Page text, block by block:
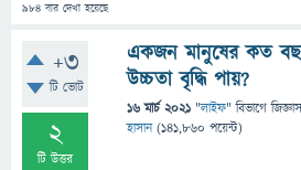
984 বার দেখা হয়েছে
+3
টি ভোট
2
টি উত্তর
একজন মানুষের কত
উচ্চতা বৃদ্ধি পায়?
16 মার্চ 2021 "লাইফ" বিভাগে
হাসান (141,860 পয়েন্ট)